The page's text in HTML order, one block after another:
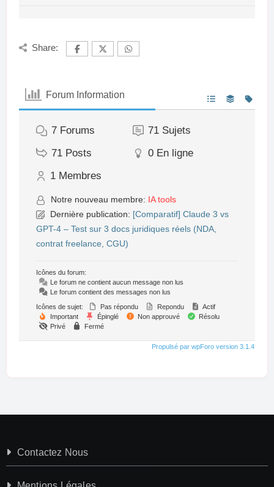
Share:
Forum Information
7 Forums 71 Sujets
71 Posts 0 En ligne
1 Membres
Notre nouveau membre: IA tools
Dernière publication: [Comparatif] Claude 3 vs
GPT-4 – Test sur 3 docs juridiques réels (NDA,
contrat freelance, CGU)
Icônes du forum:
Le forum ne contient aucun message non lus
Le forum contient des messages non lus
Icônes de sujet:
Pas répondu Repondu
Actif
Important
Épinglé Non approuvé
Résolu
Privé
Fermé
Propulsé par wpForo version 3.1.4
Contactez Nous